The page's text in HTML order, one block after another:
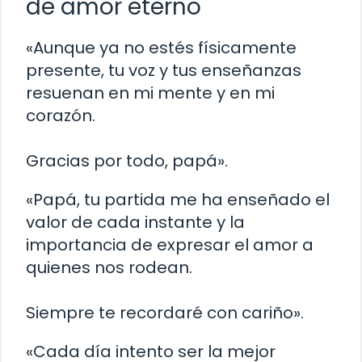
de amor eterno
«Aunque ya no estés físicamente
presente, tu voz y tus enseñanzas
resuenan en mi mente y en mi
corazón.
Gracias por todo, papá».
«Papá, tu partida me ha enseñado el
valor de cada instante y la
importancia de expresar el amor a
quienes nos rodean.
Siempre te recordaré con cariño».
«Cada día intento ser la mejor